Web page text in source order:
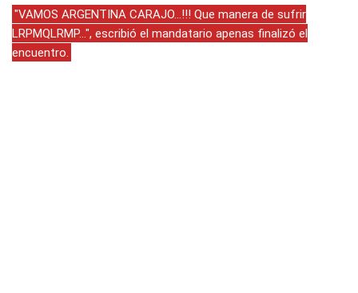
"VAMOS ARGENTINA CARAJO...!!! Que manera de sufrir
LRPMQLRMP...", escribió el mandatario apenas finalizó el
encuentro.